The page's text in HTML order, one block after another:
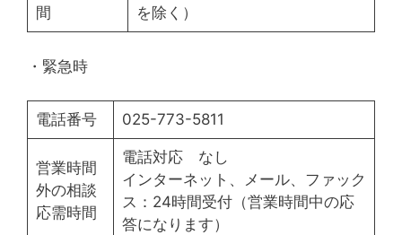
間
を除く）
・緊急時
電話番号 025-773-5811
営業時間
外の相談
応需時間
電話対応 なし
インターネット、メール、ファック
ス：24時間受付（営業時間中の応
答になります）